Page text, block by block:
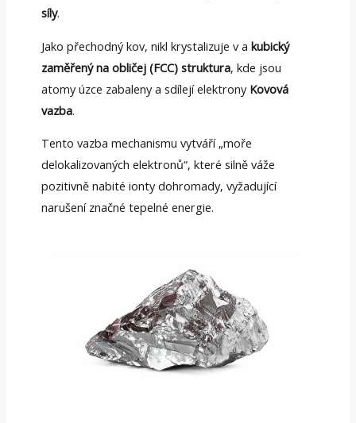
síly.
Jako přechodný kov, nikl krystalizuje v a kubický
zaměřený na obličej (FCC) struktura, kde jsou
atomy úzce zabaleny a sdílejí elektrony Kovová
vazba.
Tento vazba mechanismu vytváří „moře
delokalizovaných elektronů“, které silně váže
pozitivně nabité ionty dohromady, vyžadující
narušení značné tepelné energie.